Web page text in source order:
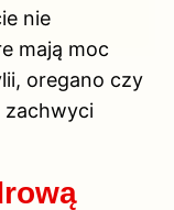
nie
mają moc
oregano czy
zachwyci